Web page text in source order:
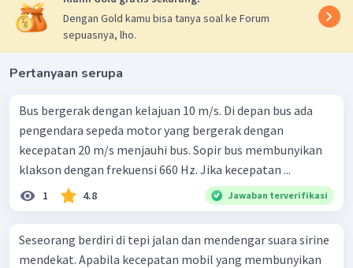
17 v
v
v
vs
v s
vs
vs
=
=
=
=
=
=
340
340
−3
20 10 × 3600 jam
72000 × 10
jam
km
72 × 1 0 × 10
jam
km
72 km/ jam
Dengan demikian, kecepatan sumber bunyi saat itu
adalah 72 km/jam.
Dengan Gold kamu bisa tanya soal ke Forum
sepuasnya, lho.
Pertanyaan serupa
Bus bergerak dengan kelajuan 10 m/s. Di depan bus ada
pengendara sepeda motor yang bergerak dengan
kecepatan 20 m/s menjauhi bus. Sopir bus membunyikan
klakson dengan frekuensi 660 Hz. Jika kecepatan ...
1 4.8 Jawaban terverifikasi
Seseorang berdiri di tepi jalan dan mendengar suara sirine
mendekat. Apabila kecepatan mobil yang membunyikan